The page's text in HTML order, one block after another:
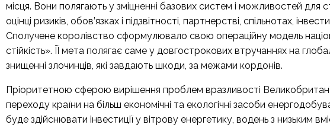
місця. Вони полягають у зміцненні базових систем і можливостей для
оцінці ризиків, обов’язках і підзвітності, партнерстві, спільнотах,
Сполучене королівство сформулювало свою операційну модель
стійкість». ЇЇ мета полягає саме у довгострокових втручаннях на
знищенні злочинців, які завдають шкоди, за межами кордонів.
Пріоритетною сферою вирішення проблем вразливості
переходу країни на більш економічні та екологічні засоби
буде здійснювати інвестиції у вітрову енергетику, водень з низьким